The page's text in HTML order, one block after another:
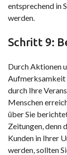
entsprechend in
werden.
Schritt 9:
Durch Aktionen
Aufmerksamkeit
durch Ihre
Menschen
über Sie
Zeitungen, denn
Kunden in Ihrer
werden, sollten